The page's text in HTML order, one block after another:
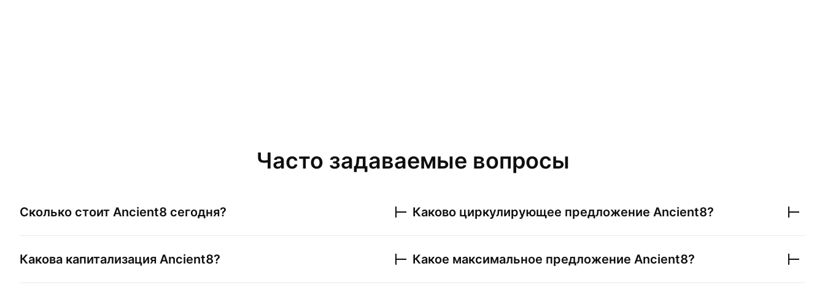
Часто задаваемые вопросы
Сколько стоит Ancient8 сегодня?
Какова капитализация Ancient8?
Каково циркулирующее предложение Ancient8?
Какое максимальное предложение Ancient8?